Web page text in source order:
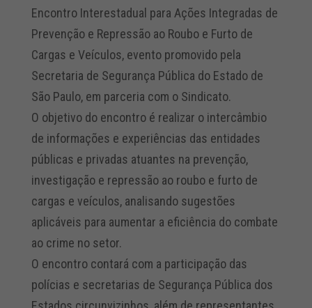
Encontro Interestadual para Ações Integradas de
Prevenção e Repressão ao Roubo e Furto de
Cargas e Veículos, evento promovido pela
Secretaria de Segurança Pública do Estado de
São Paulo, em parceria com o Sindicato.
O objetivo do encontro é realizar o intercâmbio
de informações e experiências das entidades
públicas e privadas atuantes na prevenção,
investigação e repressão ao roubo e furto de
cargas e veículos, analisando sugestões
aplicáveis para aumentar a eficiência do combate
ao crime no setor.
O encontro contará com a participação das
polícias e secretarias de Segurança Pública dos